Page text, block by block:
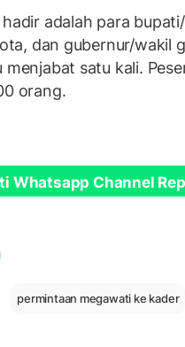
adalah para
dan gubernur/wakil
menjabat satu kali.
orang.
Whatsapp Channel
permintaan megawati ke kader